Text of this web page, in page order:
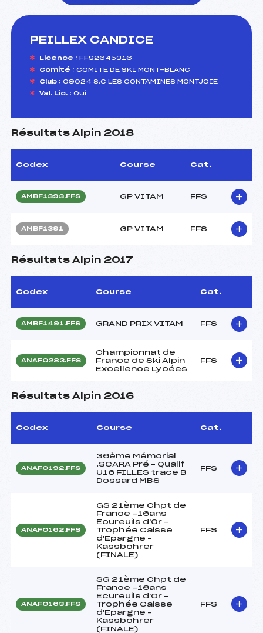
PEILLEX CANDICE
Licence : FFS2645316
Comité : COMITE DE SKI MONT-BLANC
Club : 09024 S.C LES CONTAMINES MONTJOIE
Val. Lic. : Oui
Résultats Alpin 2018
Codex Course Cat.
AMBF1393.FFS GP VITAM FFS
AMBF1391 GP VITAM FFS
Résultats Alpin 2017
Codex Course Cat.
AMBF1491.FFS GRAND PRIX VITAM FFS
ANAF0283.FFS
Championnat de
France de Ski Alpin
Excellence Lycées
FFS
Résultats Alpin 2016
Codex Course Cat.
ANAF0192.FFS
36ème Mémorial
.SCARA Pré – Qualif
U16 FILLES trace B
Dossard MBS
FFS
ANAF0162.FFS
GS 21ème Chpt de
France -16ans
Ecureuils d'Or –
Trophée Caisse
d'Epargne –
Kassbohrer
(FINALE)
FFS
ANAF0163.FFS
SG 21ème Chpt de
France -16ans
Ecureuils d'Or –
Trophée Caisse
d'Epargne –
Kassbohrer
(FINALE)
FFS